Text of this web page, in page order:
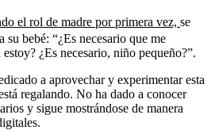
el rol de madre por primera vez, se
su bebé: “¿Es necesario que me
¿Es necesario, niño pequeño?”.
a aprovechar y experimentar esta
regalando. No ha dado a conocer
y sigue mostrándose de manera